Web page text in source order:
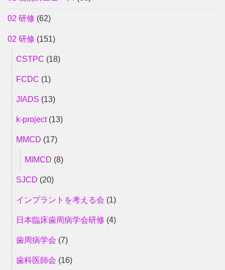
02 研修 (62)
02 研修 (151)
CSTPC (18)
FCDC (1)
JIADS (13)
k-project(13)
MMCD (17)
MIMCD (8)
SJCD (20)
インプラントを考える会 (1)
日本臨床歯周病学会研修 (4)
歯周病学会 (7)
歯科医師会 (16)